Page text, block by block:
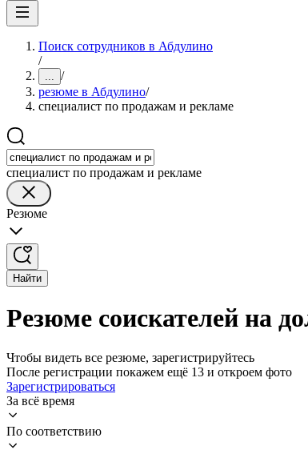
Поиск сотрудников в Абдулино
/
... /
резюме в Абдулино/
специалист по продажам и рекламе
специалист по продажам и рекламе
Резюме
Найти
Резюме соискателей на
Чтобы видеть все резюме, зарегистрируйтесь
После регистрации покажем ещё 13 и откроем фото
Зарегистрироваться
За всё время
По соответствию